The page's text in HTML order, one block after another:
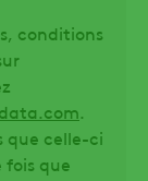
conditions
.
que celle-ci
fois que